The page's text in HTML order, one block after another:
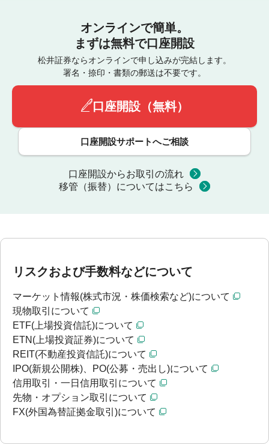
オンラインで簡単。
まずは無料で口座開設
松井証券ならオンラインで申し込みが完結します。
署名・捺印・書類の郵送は不要です。
口座開設（無料）
口座開設サポートへご相談
口座開設からお取引の流れ
移管（振替）についてはこちら
リスクおよび手数料などについて
マーケット情報(株式市況・株価検索など)について
現物取引について
ETF(上場投資信託)について
ETN(上場投資証券)について
REIT(不動産投資信託)について
IPO(新規公開株)、PO(公募・売出し)について
信用取引・一日信用取引について
先物・オプション取引について
FX(外国為替証拠金取引)について